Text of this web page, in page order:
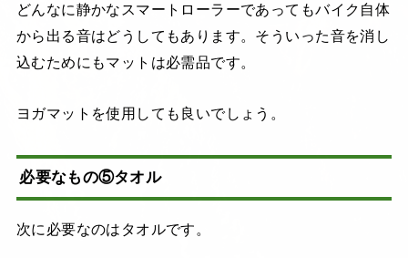
どんなに静かなスマートローラーであってもバイク自体
から出る音はどうしてもあります。そういった音を消し
込むためにもマットは必需品です。
ヨガマットを使用しても良いでしょう。
必要なもの⑤タオル
次に必要なのはタオルです。